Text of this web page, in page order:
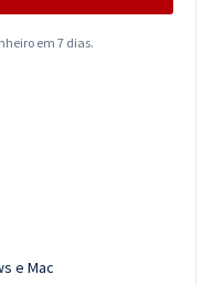
em 7 dias.
e Mac